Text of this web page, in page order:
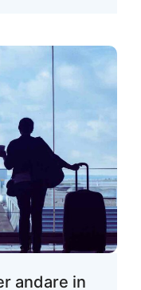
andare in